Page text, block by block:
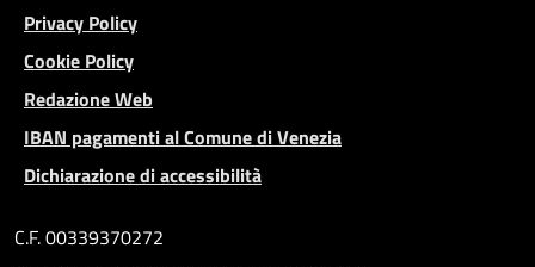
Privacy Policy
Cookie Policy
Redazione Web
IBAN pagamenti al Comune di Venezia
Dichiarazione di accessibilità
C.F. 00339370272